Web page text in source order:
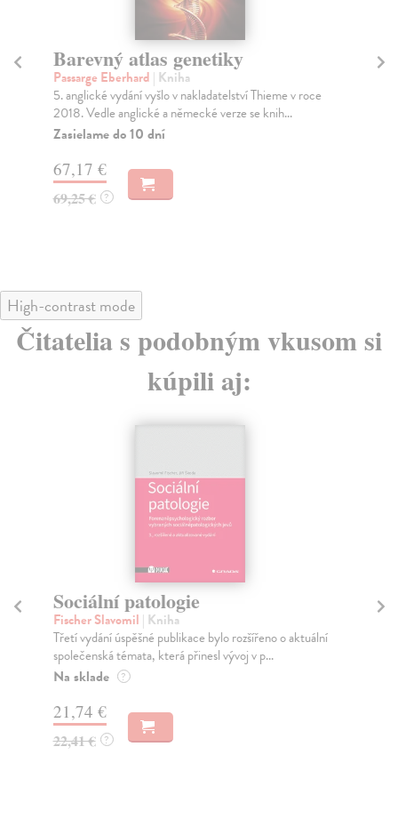
Barevný atlas genetiky
Passarge Eberhard | Kniha
5. anglické vydání vyšlo v nakladatelství Thieme v roce
2018. Vedle anglické a německé verze se knih...
Zasielame do 10 dní
67,17 €
69,25 € ?
High-contrast mode
Čitatelia s podobným vkusom si
kúpili aj:
Sociální patologie
Fischer Slavomil | Kniha
Třetí vydání úspěšné publikace bylo rozšířeno o aktuální
společenská témata, která přinesl vývoj v p...
Na sklade ?
21,74 €
22,41 € ?